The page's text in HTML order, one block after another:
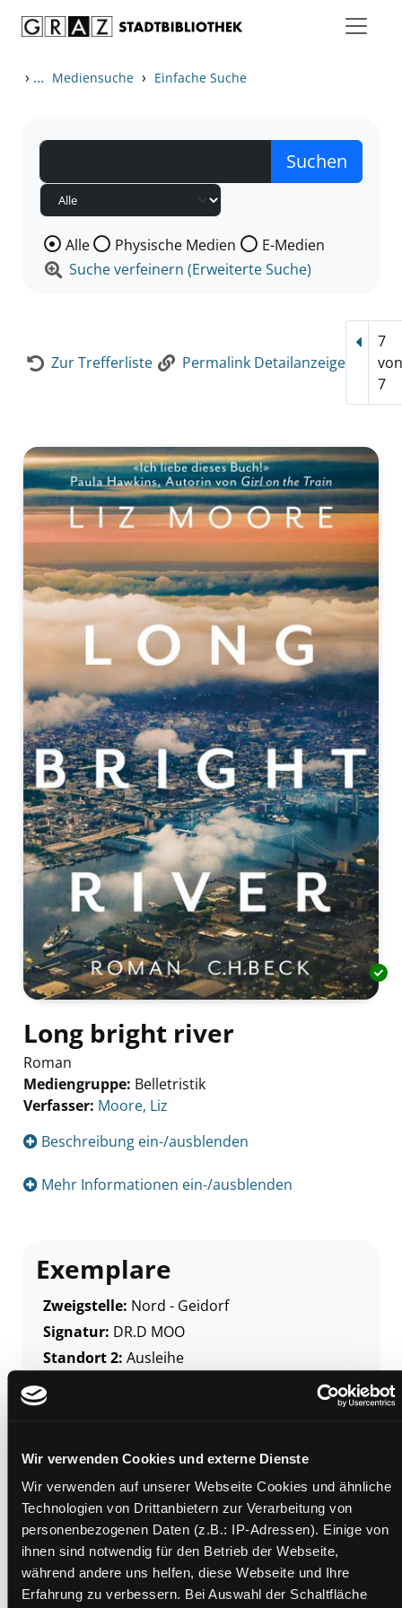
Wir verwenden Cookies und externe Dienste
Wir verwenden auf unserer Webseite Cookies und ähnliche
Technologien von Drittanbietern zur Verarbeitung von
personenbezogenen Daten (z.B.: IP-Adressen). Einige von
ihnen sind notwendig für den Betrieb der Webseite,
während andere uns helfen, diese Webseite und Ihre
Erfahrung zu verbessern. Bei Auswahl der Schaltfläche
› ... Mediensuche › Einfache Suche
Wählen Sie die Medienart nach der Sie suchen wollen.
Alle Physische Medien
E-Medien
Suche verfeinern (Erweiterte Suche)
Zur Trefferliste Permalink Detailanzeige
7
7
Long bright river
Roman
Mediengruppe: Belletristik
Verfasser: Suche nach diesem Verfasser
Moore, Liz
Beschreibung ein-/ausblenden
Mehr Informationen ein-/ausblenden
Exemplare
Zweigstelle: Nord - Geidorf
Signatur: DR.D MOO
Standort 2: Ausleihe
Status:
Vorbestellungen:
Frist:
Barcode:2008SB00229
Standort 3:
Zweigstelle: Ost - Schillerstraße